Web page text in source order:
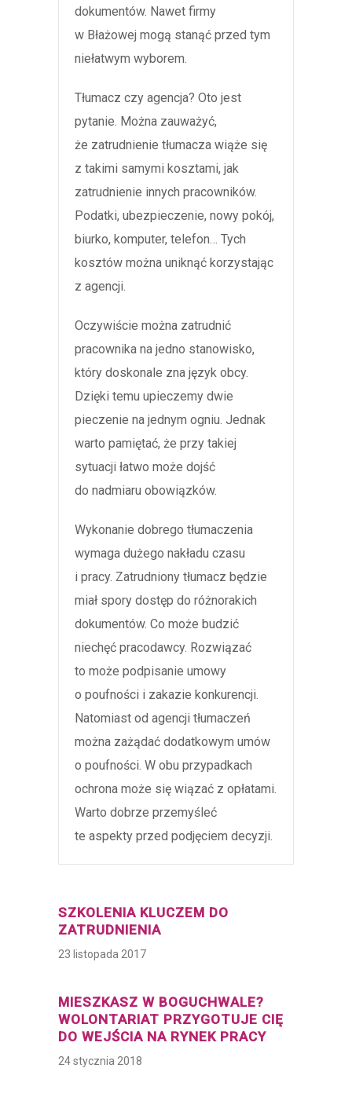
dokumentów. Nawet firmy
w Błażowej mogą stanąć przed tym
niełatwym wyborem.
Tłumacz czy agencja? Oto jest
pytanie. Można zauważyć,
że zatrudnienie tłumacza wiąże się
z takimi samymi kosztami, jak
zatrudnienie innych pracowników.
Podatki, ubezpieczenie, nowy pokój,
biurko, komputer, telefon… Tych
kosztów można uniknąć korzystając
z agencji.
Oczywiście można zatrudnić
pracownika na jedno stanowisko,
który doskonale zna język obcy.
Dzięki temu upieczemy dwie
pieczenie na jednym ogniu. Jednak
warto pamiętać, że przy takiej
sytuacji łatwo może dojść
do nadmiaru obowiązków.
Wykonanie dobrego tłumaczenia
wymaga dużego nakładu czasu
i pracy. Zatrudniony tłumacz będzie
miał spory dostęp do różnorakich
dokumentów. Co może budzić
niechęć pracodawcy. Rozwiązać
to może podpisanie umowy
o poufności i zakazie konkurencji.
Natomiast od agencji tłumaczeń
można zażądać dodatkowym umów
o poufności. W obu przypadkach
ochrona może się wiązać z opłatami.
Warto dobrze przemyśleć
te aspekty przed podjęciem decyzji.
SZKOLENIA KLUCZEM DO
ZATRUDNIENIA
23 listopada 2017
MIESZKASZ W BOGUCHWALE?
WOLONTARIAT PRZYGOTUJE CIĘ
DO WEJŚCIA NA RYNEK PRACY
24 stycznia 2018